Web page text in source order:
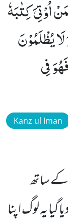
اُوْتِیَ كِتٰبَهٗ
یُظْلَمُوْنَ
فِی
Kanz ul Iman
ساتھ
گیا یہ لوگ اپنا